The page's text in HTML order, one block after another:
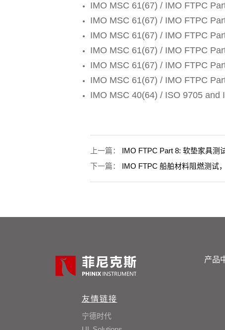
IMO MSC 61(67) / IMO FTPC
IMO MSC 61(67) / IMO FTPC
IMO MSC 61(67) / IMO FTPC
IMO MSC 61(67) / IMO FTPC
IMO MSC 61(67) / IMO FTPC
IMO MSC 61(67) / IMO FTPC
IMO MSC 40(64) / ISO 9705 and
上一篇：
IMO FTPC Part 8: 软垫家具测
下一篇：
IMO FTPC 船舶材料阻燃测试
友情链接
宁德时代
产品